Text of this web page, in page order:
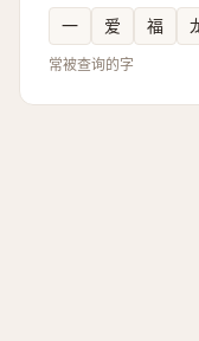
一 爱 福
常被查询的字